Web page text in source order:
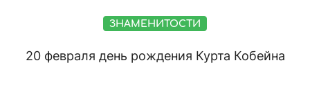
ЗНАМЕНИТОСТИ
20 февраля день рождения Курта Кобейна